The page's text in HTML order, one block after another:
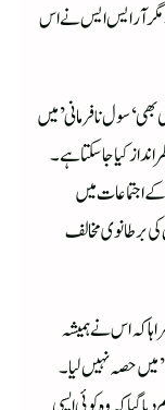
مگر آر ایس ایس نے اس
‘سول نافرمانی’ میں
کیا جا سکتا ہے۔
اجتماعات میں
برطانوی مخالف
کہ اس نے ہمیشہ
میں حصہ نہیں لیا۔